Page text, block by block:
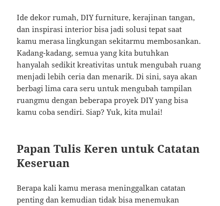
Ide dekor rumah, DIY furniture, kerajinan tangan,
dan inspirasi interior bisa jadi solusi tepat saat
kamu merasa lingkungan sekitarmu membosankan.
Kadang-kadang, semua yang kita butuhkan
hanyalah sedikit kreativitas untuk mengubah ruang
menjadi lebih ceria dan menarik. Di sini, saya akan
berbagi lima cara seru untuk mengubah tampilan
ruangmu dengan beberapa proyek DIY yang bisa
kamu coba sendiri. Siap? Yuk, kita mulai!
Papan Tulis Keren untuk Catatan
Keseruan
Berapa kali kamu merasa meninggalkan catatan
penting dan kemudian tidak bisa menemukan